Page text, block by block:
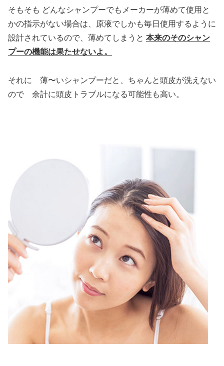
そもそも どんなシャンプーでもメーカーが薄めて使用と
かの指示がない場合は、原液でしかも毎日使用するように
設計されているので、薄めてしまうと 本来のそのシャン
プーの機能は果たせないよ。
それに 薄〜いシャンプーだと、ちゃんと頭皮が洗えない
ので 余計に頭皮トラブルになる可能性も高い。